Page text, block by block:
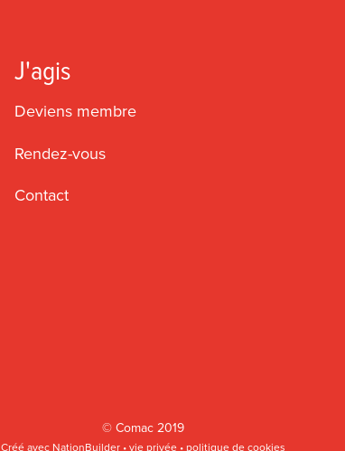
J'agis
Deviens membre
Rendez-vous
Contact
© Comac2019
Créé avec NationBuilder• vie privée• politique de cookies